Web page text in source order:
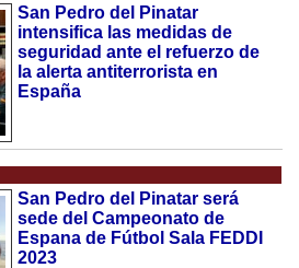
San Pedro del Pinatar
intensifica las medidas de
seguridad ante el refuerzo de
la alerta antiterrorista en
España
San Pedro del Pinatar será
sede del Campeonato de
Espana de Fútbol Sala FEDDI
2023